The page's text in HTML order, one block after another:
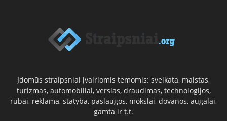
Įdomūs straipsniai įvairiomis temomis: sveikata, maistas,
turizmas, automobiliai, verslas, draudimas, technologijos,
rūbai, reklama, statyba, paslaugos, mokslai, dovanos, augalai,
gamta ir t.t.